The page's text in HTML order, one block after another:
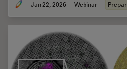
Jan 22, 2026 Webinar